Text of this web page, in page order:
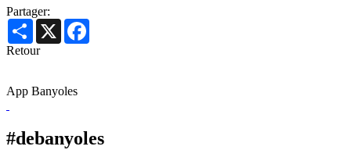
Partager:
Share X
Retour
App Banyoles
#debanyoles